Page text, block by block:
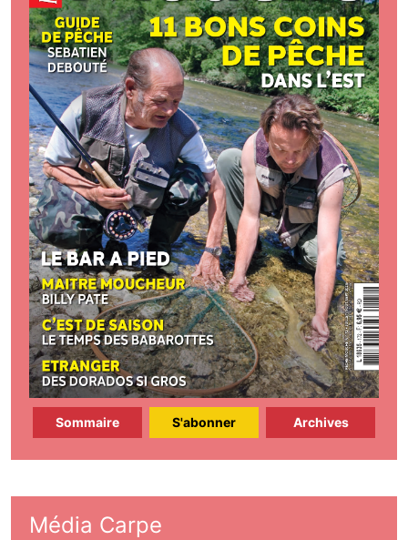
Sommaire S'abonner Archives
Média Carpe